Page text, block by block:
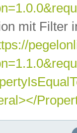
mit Filter